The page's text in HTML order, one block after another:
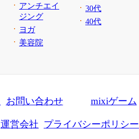
アンチエイ
ジング
ヨガ
美容院
30代
40代
お問い合わせ mixiゲーム
運営会社 プライバシーポリシー